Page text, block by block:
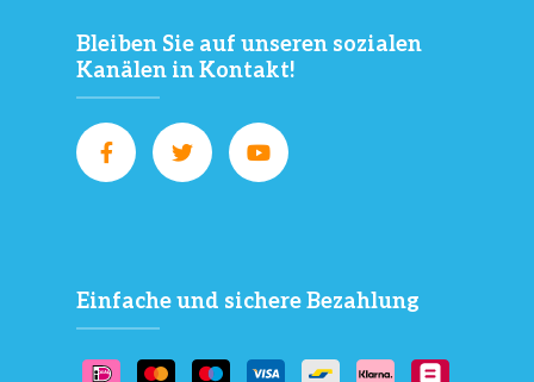
Bleiben Sie auf unseren sozialen
Kanälen in Kontakt!
Einfache und sichere Bezahlung